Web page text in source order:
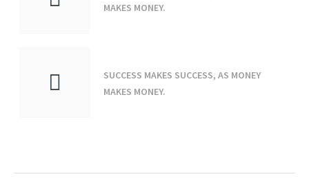
MAKES MONEY.
SUCCESS MAKES SUCCESS, AS MONEY
MAKES MONEY.